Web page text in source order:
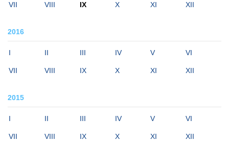
VII VIII IX X XI XII
2016
I II III IV V VI
VII VIII IX X XI XII
2015
I II III IV V VI
VII VIII IX X XI XII